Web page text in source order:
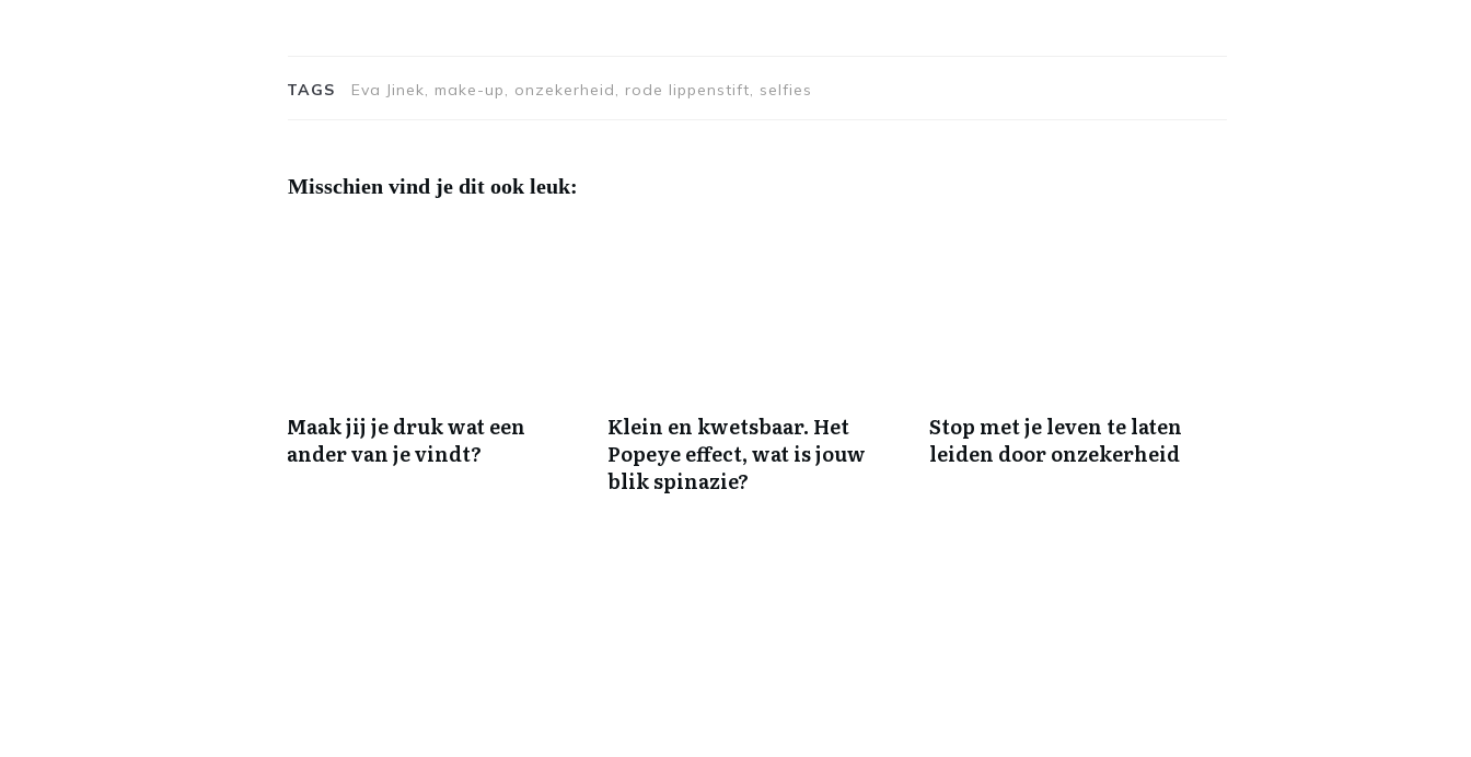
TAGS Eva Jinek, make-up, onzekerheid, rode lippenstift, selfies
Misschien vind je dit ook leuk:
Maak jij je druk wat een
ander van je vindt?
Klein en kwetsbaar. Het
Popeye effect, wat is jouw
blik spinazie?
Stop met je leven te laten
leiden door onzekerheid